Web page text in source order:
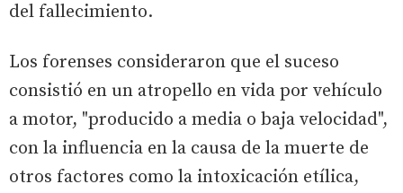
del fallecimiento.
Los forenses consideraron que el suceso
consistió en un atropello en vida por vehículo
a motor, "producido a media o baja velocidad",
con la influencia en la causa de la muerte de
otros factores como la intoxicación etílica,